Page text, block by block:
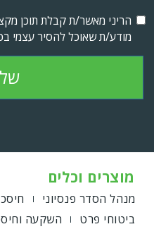
הריני מאשר/ת קבלת תוכן
מודע/ת שאוכל להסיר עצמי
מוצרים וכלים
מנהל הסדר פנסיוני
ביטוחי פרט
השקעה